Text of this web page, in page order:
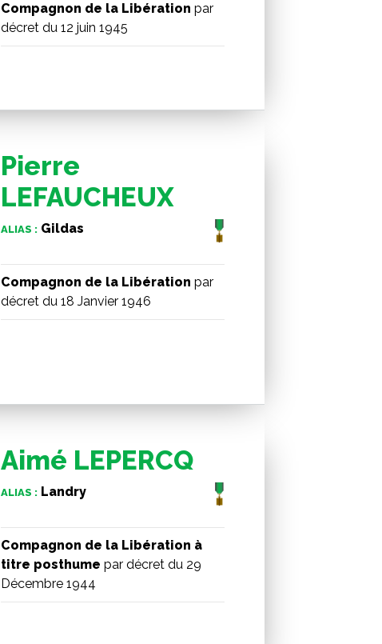
Compagnon de la Libération par
décret du 12 juin 1945
Pierre
LEFAUCHEUX
ALIAS : Gildas
Compagnon de la Libération par
décret du 18 Janvier 1946
Aimé LEPERCQ
ALIAS : Landry
Compagnon de la Libération à
titre posthume par décret du 29
Décembre 1944